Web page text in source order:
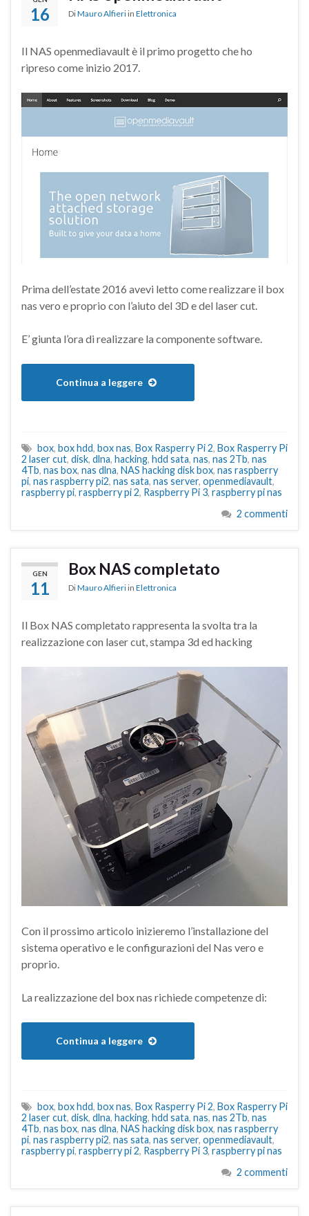
16 DiMauro Alfieri in Elettronica
Il NAS openmediavault è il primo progetto che ho
ripreso come inizio 2017.
Prima dell’estate 2016 avevi letto come realizzare il box
nas vero e proprio con l’aiuto del 3D e del laser cut.
E’ giunta l’ora di realizzare la componente software.
Continua a leggere
box, box hdd, box nas, Box Rasperry Pi 2, Box Rasperry Pi
2 laser cut, disk, dlna, hacking, hdd sata, nas, nas 2Tb, nas
4Tb, nas box, nas dlna, NAS hacking disk box, nas raspberry
pi, nas raspberry pi2, nas sata, nas server, openmediavault,
raspberry pi, raspberry pi 2, Raspberry Pi 3, raspberry pi nas
2 commenti
GEN
11
Box NAS completato
DiMauro Alfieri in Elettronica
Il Box NAS completato rappresenta la svolta tra la
realizzazione con laser cut, stampa 3d ed hacking
Con il prossimo articolo inizieremo l’installazione del
sistema operativo e le configurazioni del Nas vero e
proprio.
La realizzazione del box nas richiede competenze di:
Continua a leggere
box, box hdd, box nas, Box Rasperry Pi 2, Box Rasperry Pi
2 laser cut, disk, dlna, hacking, hdd sata, nas, nas 2Tb, nas
4Tb, nas box, nas dlna, NAS hacking disk box, nas raspberry
pi, nas raspberry pi2, nas sata, nas server, openmediavault,
raspberry pi, raspberry pi 2, Raspberry Pi 3, raspberry pi nas
2 commenti